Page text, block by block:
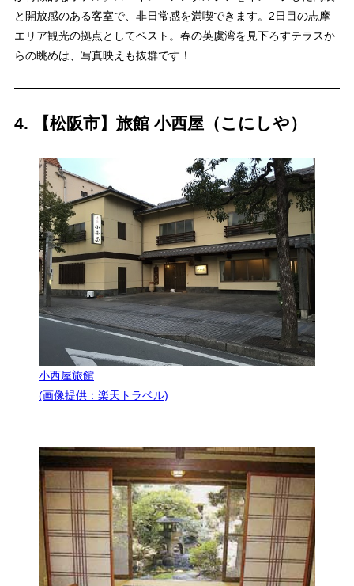
と開放感のある客室で、非日常感を満喫できます。2日目の志摩
エリア観光の拠点としてベスト。春の英虞湾を見下ろすテラスか
らの眺めは、写真映えも抜群です！
4. 【松阪市】旅館 小西屋（こにしや）
小西屋旅館
(画像提供：楽天トラベル)